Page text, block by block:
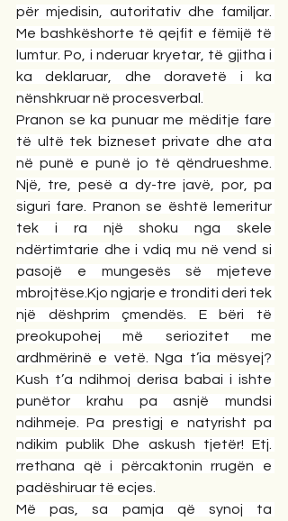
për mjedisin, autoritativ dhe familjar.
Me bashkëshorte të qejfit e fëmijë të
lumtur. Po, i nderuar kryetar, të gjitha i
ka deklaruar, dhe doravetë i ka
nënshkruar në procesverbal.
Pranon se ka punuar me mëditje fare
të ultë tek bizneset private dhe ata
në punë e punë jo të qëndrueshme.
Një, tre, pesë a dy-tre javë, por, pa
siguri fare. Pranon se është lemeritur
tek i ra një shoku nga skele
ndërtimtarie dhe i vdiq mu në vend si
pasojë e mungesës së mjeteve
mbrojtëse.Kjo ngjarje e tronditi deri tek
një dëshprim çmendës. E bëri të
preokupohej më seriozitet me
ardhmërinë e vetë. Nga t’ia mësyej?
Kush t’a ndihmoj derisa babai i ishte
punëtor krahu pa asnjë mundsi
ndihmeje. Pa prestigj e natyrisht pa
ndikim publik Dhe askush tjetër! Etj.
rrethana që i përcaktonin rrugën e
padëshiruar të ecjes.
Më pas, sa pamja që synoj ta